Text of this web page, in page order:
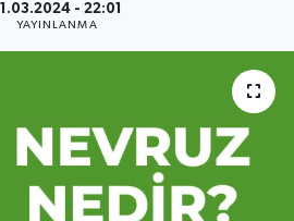
- 22:01
YAYINLANMA